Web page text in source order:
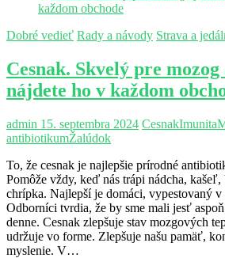
Dobré vedieť Rady a návody Strava a
Cesnak. Skvelý pre
nájdete ho v každom
admin 15. septembra 2024 CesnakImunita
antibiotikumŽalúdok
To, že cesnak je najlepšie prírodné
Pomôže vždy, keď nás trápi nádcha,
chrípka. Najlepší je domáci, vypestovaný v
Odborníci tvrdia, že by sme mali jesť
denne. Cesnak zlepšuje stav mozgových
udržuje vo forme. Zlepšuje našu pamäť,
myslenie. V…